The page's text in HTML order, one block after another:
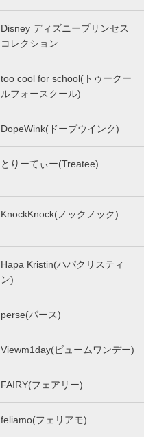
Disney ディズニープリンセス
コレクション
too cool for school(トゥークー
ルフォースクール)
DopeWink(ドープウインク)
とりーてぃー(Treatee)
KnockKnock(ノックノック)
Hapa Kristin(ハパクリスティ
ン)
perse(パース)
Viewm1day(ビュームワンデー)
FAIRY(フェアリー)
feliamo(フェリアモ)